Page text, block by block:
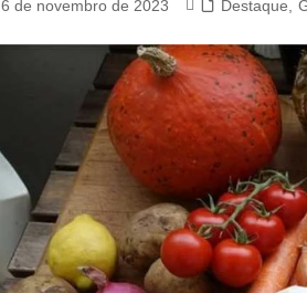
6 de novembro de 2023 Destaque